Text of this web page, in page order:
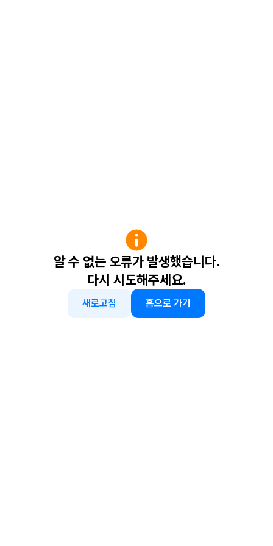
알 수 없는 오류가 발생했습니다.
다시 시도해주세요.
새로고침 홈으로 가기